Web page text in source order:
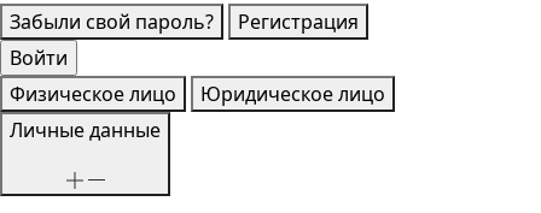
Забыли свой пароль? Регистрация
Физическое лицо
Юридическое лицо
Личные данные